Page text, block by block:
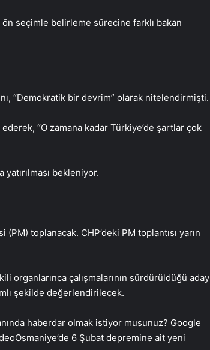
ön seçimle belirleme sürecine farklı bakan
“Demokratik bir devrim” olarak nitelendirmişti.
“O zamana kadar Türkiye’de şartlar çok
bekleniyor.
(PM) toplanacak. CHP’deki PM toplantısı yarın
organlarınca çalışmalarının sürdürüldüğü aday
şekilde değerlendirilecek.
haberdar olmak istiyor musunuz? Google
6 Şubat depremine ait yeni